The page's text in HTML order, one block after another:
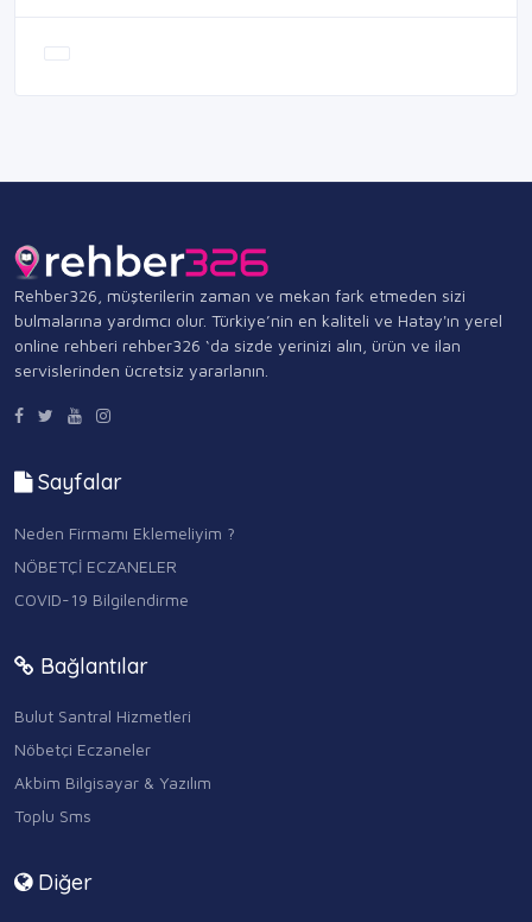
Rehber326, müşterilerin zaman ve mekan fark etmeden sizi
bulmalarına yardımcı olur. Türkiye’nin en kaliteli ve Hatay'ın yerel
online rehberi rehber326 ‘da sizde yerinizi alın, ürün ve ilan
servislerinden ücretsiz yararlanın.
Sayfalar
Neden Firmamı Eklemeliyim ?
NÖBETÇİ ECZANELER
COVID-19 Bilgilendirme
Bağlantılar
Bulut Santral Hizmetleri
Nöbetçi Eczaneler
Akbim Bilgisayar & Yazılım
Toplu Sms
Diğer